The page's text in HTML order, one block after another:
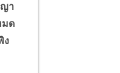
า
มด
ง